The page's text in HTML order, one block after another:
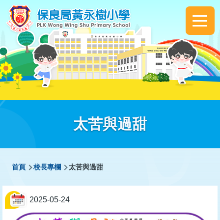
移至主內容
Main
太苦與過甜
導
航
連
首頁 校長專欄 太苦與過甜
2025-05-24